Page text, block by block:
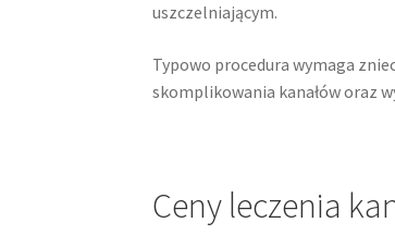
uszczelniającym.
Typowo procedura wymaga
skomplikowania kanałów oraz
Ceny leczenia